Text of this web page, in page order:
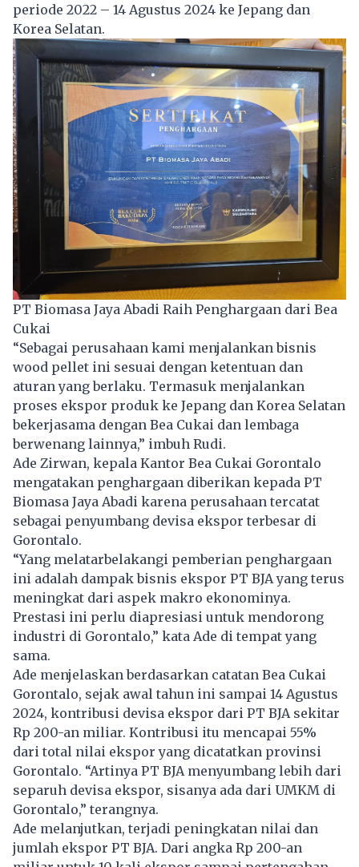
periode 2022 – 14 Agustus 2024 ke Jepang dan
Korea Selatan.
PT Biomasa Jaya Abadi Raih Penghargaan dari Bea
Cukai
“Sebagai perusahaan kami menjalankan bisnis
wood pellet ini sesuai dengan ketentuan dan
aturan yang berlaku. Termasuk menjalankan
proses ekspor produk ke Jepang dan Korea Selatan
bekerjasama dengan Bea Cukai dan lembaga
berwenang lainnya,” imbuh Rudi.
Ade Zirwan, kepala Kantor Bea Cukai Gorontalo
mengatakan penghargaan diberikan kepada PT
Biomasa Jaya Abadi karena perusahaan tercatat
sebagai penyumbang devisa ekspor terbesar di
Gorontalo.
“Yang melatarbelakangi pemberian penghargaan
ini adalah dampak bisnis ekspor PT BJA yang terus
meningkat dari aspek makro ekonominya.
Prestasi ini perlu diapresiasi untuk mendorong
industri di Gorontalo,” kata Ade di tempat yang
sama.
Ade menjelaskan berdasarkan catatan Bea Cukai
Gorontalo, sejak awal tahun ini sampai 14 Agustus
2024, kontribusi devisa ekspor dari PT BJA sekitar
Rp 200-an miliar. Kontribusi itu mencapai 55%
dari total nilai ekspor yang dicatatkan provinsi
Gorontalo. “Artinya PT BJA menyumbang lebih dari
separuh devisa ekspor, sisanya ada dari UMKM di
Gorontalo,” terangnya.
Ade melanjutkan, terjadi peningkatan nilai dan
jumlah ekspor PT BJA. Dari angka Rp 200-an